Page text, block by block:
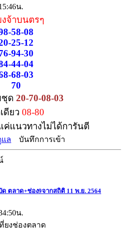
น.
งจ้าบนตรๆ
58-08
25-12
94-30
44-04
68-03
70
ชุด 20-70-08-03
ดียว 08-80
แนวทางไม่ได้การันตี
ล บันทึกการเข้า
ตลาด+ช่อง9จากสถิติ 11 พ.ย. 2564
น.
ยงช่องตลาด